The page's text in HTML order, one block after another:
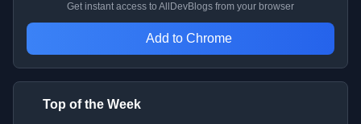
Get instant access to AllDevBlogs from your browser
Add to Chrome
Top of the Week